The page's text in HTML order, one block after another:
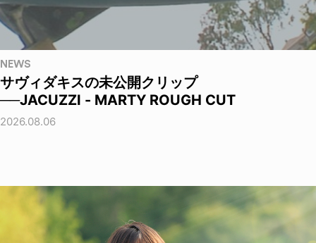
NEWS
サヴィダキスの未公開クリップ
──JACUZZI - MARTY ROUGH CUT
2026.08.06